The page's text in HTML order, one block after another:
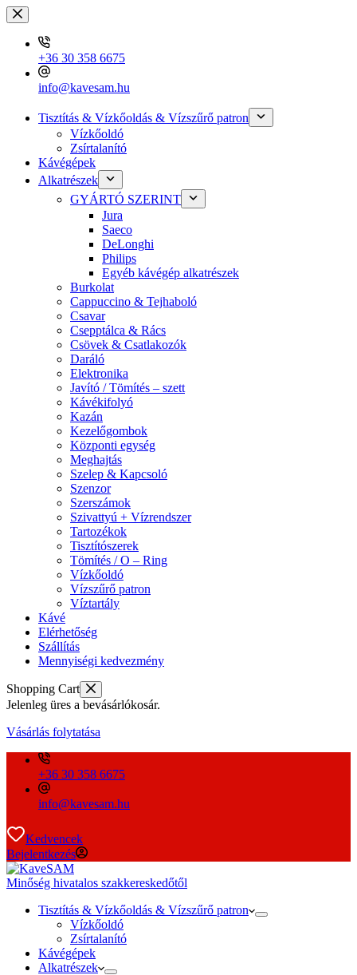
Skip
to
content
+36 30 358 6675
info@kavesam.hu
Tisztítás & Vízkőoldás & Vízszűrő patron
Vízkőoldó
Zsírtalanító
Kávégépek
Alkatrészek
GYÁRTÓ SZERINT
Jura
Saeco
DeLonghi
Philips
Egyéb kávégép alkatrészek
Burkolat
Cappuccino & Tejhaboló
Csavar
Csepptálca & Rács
Csövek & Csatlakozók
Daráló
Elektronika
Javító / Tömítés – szett
Kávékifolyó
Kazán
Kezelőgombok
Központi egység
Meghajtás
Szelep & Kapcsoló
Szenzor
Szerszámok
Szivattyú + Vízrendszer
Tartozékok
Tisztítószerek
Tömítés / O – Ring
Vízkőoldó
Vízszűrő patron
Víztartály
Kávé
Elérhetőség
Szállítás
Mennyiségi kedvezmény
Shopping Cart
Jelenleg üres a bevásárlókosár.
Vásárlás folytatása
+36 30 358 6675
info@kavesam.hu
Kedvencek
Bejelentkezés
Minőség hivatalos szakkereskedőtől
Tisztítás & Vízkőoldás & Vízszűrő patron
Vízkőoldó
Zsírtalanító
Kávégépek
Alkatrészek